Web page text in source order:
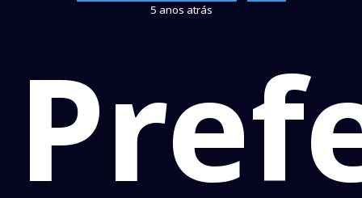
5 anos atrás